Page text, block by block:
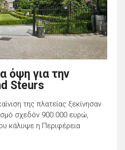
όψη για την
Steurs
της πλατείας ξεκίνησαν
σχεδόν 900.000 ευρώ,
κάλυψε η Περιφέρεια